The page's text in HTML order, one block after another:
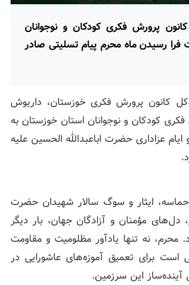
پرورش فکری کودکان و نوجوانان
فرا رسیدن ماه محرم پیام تسلیتی صادر
کانون پرورش فکری خوزستان، داریوش
کودکان و نوجوانان استان خوزستان به
عزاداری حضرت اباعبدالله الحسین علیه
حماسه، ایثار و سوگ سالار شهیدان حضرت
دل‌های مؤمنان و آزادگان جهان، بار دیگر
محرم، نه تنها یادآور مظلومیت و مقاومت
است برای تعمیق آموزه‌های عاشورایی در
این سرزمین.